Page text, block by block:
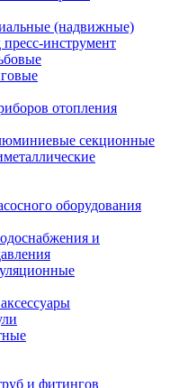
(надвижные)
инструмент
отопления
секционные
оборудования
и
и фитингов